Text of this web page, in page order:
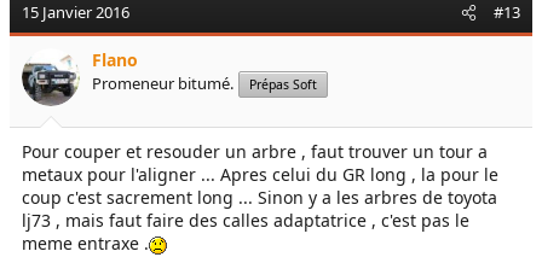
15 Janvier 2016 #13
Flano
Promeneur bitumé. Prépas Soft
Pour couper et resouder un arbre , faut trouver un tour a
metaux pour l'aligner ... Apres celui du GR long , la pour le
coup c'est sacrement long ... Sinon y a les arbres de toyota
lj73 , mais faut faire des calles adaptatrice , c'est pas le
meme entraxe .